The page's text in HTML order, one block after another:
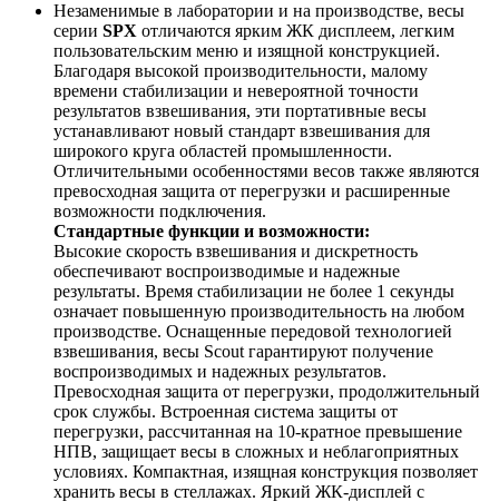
Незаменимые в лаборатории и на производстве, весы
серии SPX отличаются ярким ЖК дисплеем, легким
пользовательским меню и изящной конструкцией.
Благодаря высокой производительности, малому
времени стабилизации и невероятной точности
результатов взвешивания, эти портативные весы
устанавливают новый стандарт взвешивания для
широкого круга областей промышленности.
Отличительными особенностями весов также являются
превосходная защита от перегрузки и расширенные
возможности подключения.
Стандартные функции и возможности:
Высокие скорость взвешивания и дискретность
обеспечивают воспроизводимые и надежные
результаты. Время стабилизации не более 1 секунды
означает повышенную производительность на любом
производстве. Оснащенные передовой технологией
взвешивания, весы Scout гарантируют получение
воспроизводимых и надежных результатов.
Превосходная защита от перегрузки, продолжительный
срок службы. Встроенная система защиты от
перегрузки, рассчитанная на 10-кратное превышение
НПВ, защищает весы в сложных и неблагоприятных
условиях. Компактная, изящная конструкция позволяет
хранить весы в стеллажах. Яркий ЖК-дисплей с